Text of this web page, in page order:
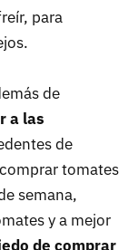
para
de
a las
de
tomates
semana,
y a mejor
de comprar